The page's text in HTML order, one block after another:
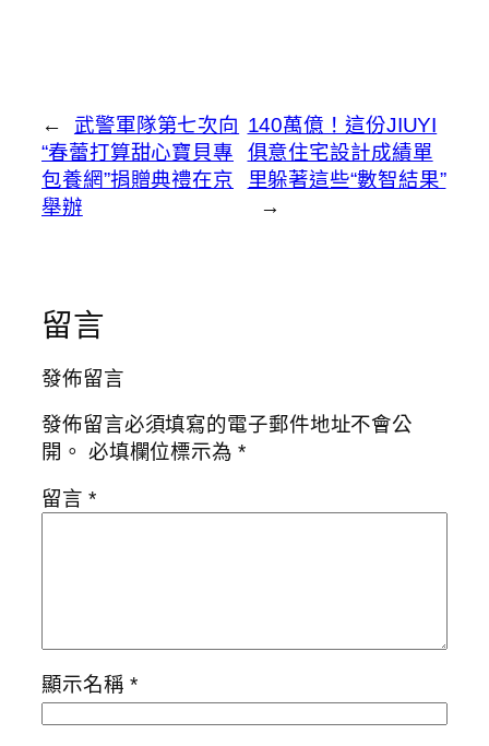
←
武警軍隊第七次向
“春蕾打算甜心寶貝專
包養網”捐贈典禮在京
舉辦
140萬億！這份JIUYI
俱意住宅設計成績單
里躲著這些“數智結果”
→
留言
發佈留言
發佈留言必須填寫的電子郵件地址不會公
開。 必填欄位標示為 *
留言 *
顯示名稱 *